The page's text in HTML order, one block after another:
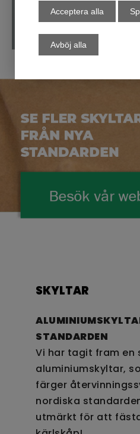
Acceptera alla
Avböj alla
SKYLTAR
STANDARDEN
Vi har tagit fram en
aluminiumskyltar,
färger
nordiska
utmärkt för att